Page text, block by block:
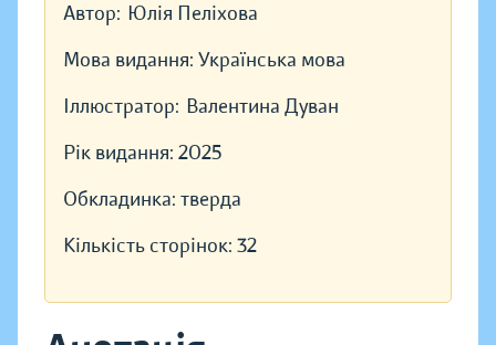
Автор: Юлія Пеліхова
Мова видання: Українська мова
Іллюстратор: Валентина Дуван
Рік видання: 2025
Обкладинка: тверда
Кількість сторінок: 32